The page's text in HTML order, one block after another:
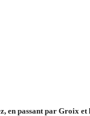
en passant par Groix et